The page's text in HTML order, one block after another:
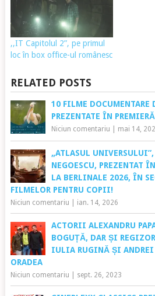
,,IT Capitolul 2”, pe primul
loc în box office-ul românesc
RELATED POSTS
10 FILME DOCUMENTARE
PREZENTATE ÎN
Niciun comentariu mai 14,
„ATLASUL
NEGOESCU, PREZENTAT
LA BERLINALE 2026, ÎN
FILMELOR PENTRU COPII!
Niciun comentariu ian. 14, 2026
​​ACTORII ALEXANDRU
BOGUȚĂ, DAR ȘI
IULIA RUGINĂ ȘI
ORADEA
Niciun comentariu sept. 26, 2023